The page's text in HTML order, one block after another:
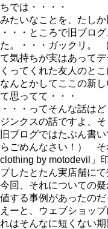
ちでは・・・・
みたいなことを、たし
・・・ところで旧ブロ
た。・・・ガックリ。
て気持ちが実はあって
くってくれた友人のと
なんとかしてここの新
て思ってて・・・
・・・ってそんな話は
ジンクスの話ですよ、そ
旧ブログではたぶん書
らごめんなさい！） そ
clothing by motodevil」
プしたとたん実店舗に
今回、それについての
値する事例があったのだ
えーと、ウェブショッ
れはそんなに短くない